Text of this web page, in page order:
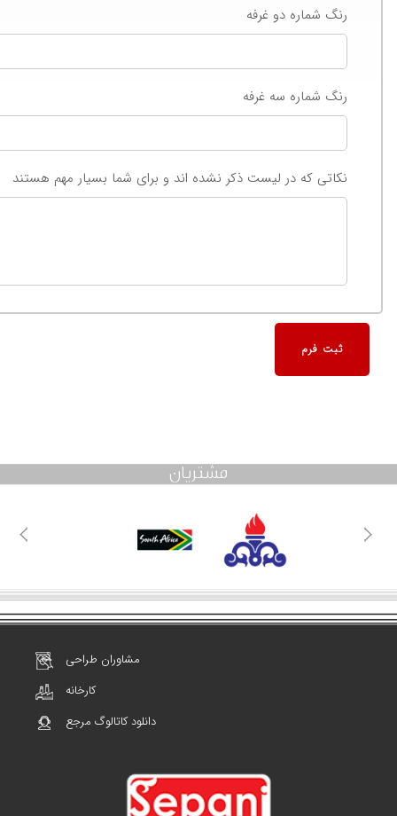
رنگ شماره دو غرفه
رنگ شماره سه غرفه
نکاتی که در لیست ذکر نشده اند و برای شما بسیار مهم هستند
ثبت فرم
مشتریان
مشاوران طراحی
کارخانه
دانلود کاتالوگ مرجع